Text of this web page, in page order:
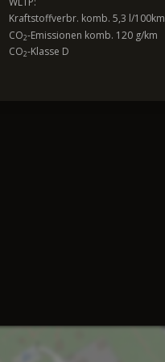
Kraftstoffverbr. komb. 5,3 l/100km
CO2-Emissionen komb. 120 g/km
CO2-Klasse D